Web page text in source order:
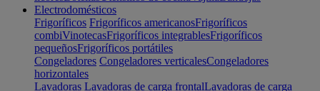
Electrodomésticos
Frigoríficos Frigoríficos americanosFrigoríficos
combiVinotecasFrigoríficos integrablesFrigoríficos
pequeñosFrigoríficos portátiles
Congeladores Congeladores verticalesCongeladores
horizontales
Lavadoras Lavadoras de carga frontalLavadoras de carga